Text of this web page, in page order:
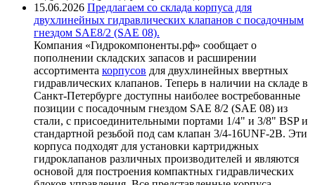
15.06.2026 Предлагаем со склада корпуса для
двухлинейных гидравлических клапанов с посадочным
гнездом SAE8/2 (SAE 08).
Компания «Гидрокомпоненты.рф» сообщает о
пополнении складских запасов и расширении
ассортимента корпусов для двухлинейных ввертных
гидравлических клапанов. Теперь в наличии на складе в
Санкт-Петербурге доступны наиболее востребованные
позиции с посадочным гнездом SAE 8/2 (SAE 08) из
стали, с присоединительными портами 1/4" и 3/8" BSP и
стандартной резьбой под сам клапан 3/4-16UNF-2B. Эти
корпуса подходят для установки картриджных
гидроклапанов различных производителей и являются
основой для построения компактных гидравлических